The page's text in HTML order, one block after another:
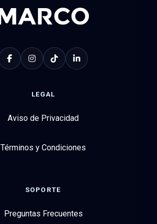
LEGAL
Aviso de Privacidad
Términos y Condiciones
SOPORTE
Preguntas Frecuentes